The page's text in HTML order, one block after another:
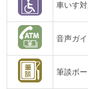
車いす
音声ガ
筆談ボ